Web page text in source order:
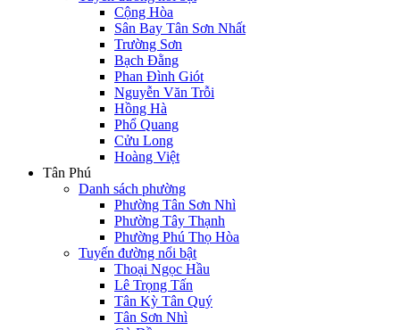
Cộng Hòa
Sân Bay Tân Sơn Nhất
Trường Sơn
Bạch Đằng
Phan Đình Giót
Nguyễn Văn Trỗi
Hồng Hà
Phổ Quang
Cửu Long
Hoàng Việt
Tân Phú
Danh sách phường
Phường Tân Sơn Nhì
Phường Tây Thạnh
Phường Phú Thọ Hòa
Tuyến đường nổi bật
Thoại Ngọc Hầu
Lê Trọng Tấn
Tân Kỳ Tân Quý
Tân Sơn Nhì